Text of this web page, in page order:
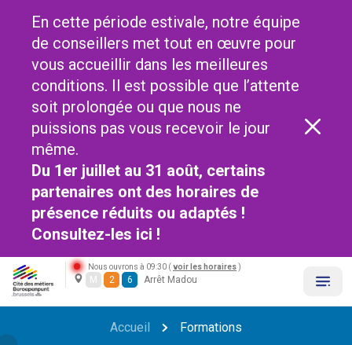
En cette période estivale, notre équipe
de conseillers met tout en œuvre pour
vous accueillir dans les meilleures
conditions. Il est possible que l’attente
soit prolongée ou que nous ne
puissions pas vous recevoir le jour
même.
Du 1er juillet au 31 août, certains
partenaires ont des horaires de
présence réduits ou adaptés !
Consultez-les ici !
Nous ouvrons à 09:30 ( voir les horaires )
M 2 6 Arrêt Madou
Accueil Formations